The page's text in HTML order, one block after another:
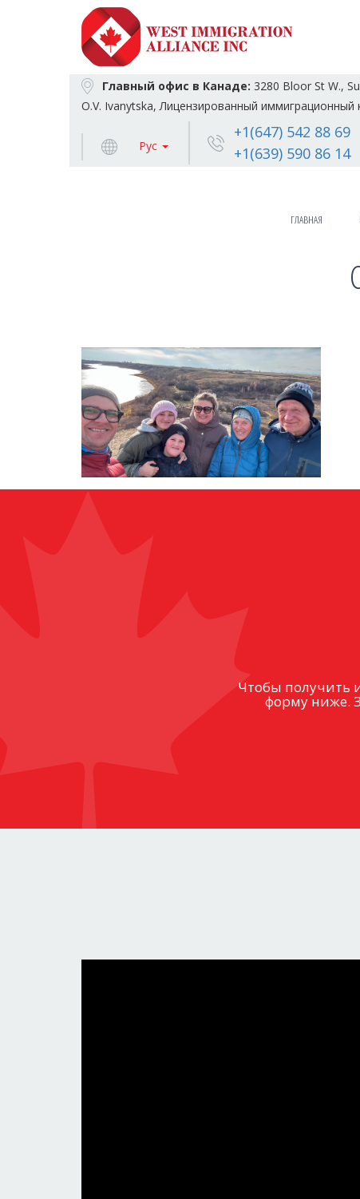
Главный офис в Канаде: 3280 Bloor St W.,
O.V. Ivanytska, Лицензированный иммиграционный
Рус
+1(647) 542 88 69
+1(639) 590 86 14
ГЛАВНАЯ
Чтобы получить
форму ниже.